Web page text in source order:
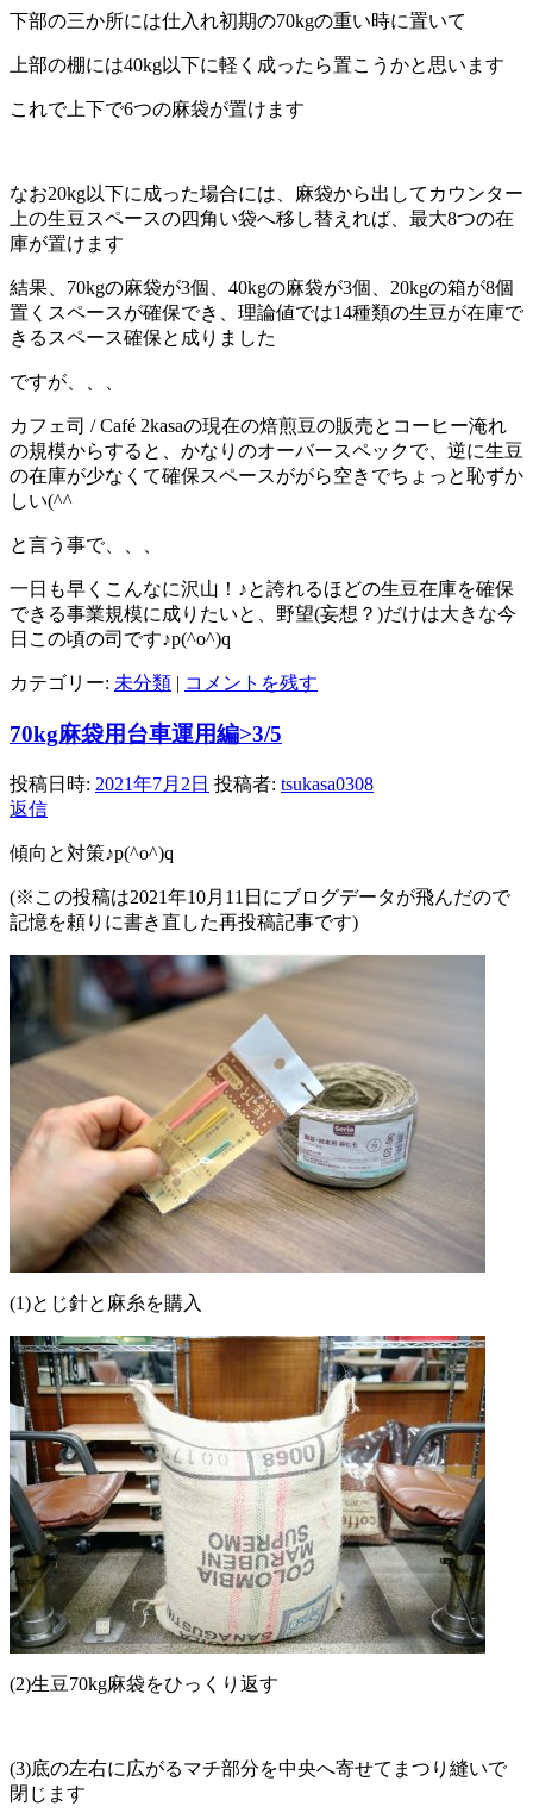
下部の三か所には仕入れ初期の70kgの重い時に置いて
上部の棚には40kg以下に軽く成ったら置こうかと思います
これで上下で6つの麻袋が置けます
なお20kg以下に成った場合には、麻袋から出してカウンター
上の生豆スペースの四角い袋へ移し替えれば、最大8つの在
庫が置けます
結果、70kgの麻袋が3個、40kgの麻袋が3個、20kgの箱が8個
置くスペースが確保でき、理論値では14種類の生豆が在庫で
きるスペース確保と成りました
ですが、、、
カフェ司 / Café 2kasaの現在の焙煎豆の販売とコーヒー淹れ
の規模からすると、かなりのオーバースペックで、逆に生豆
の在庫が少なくて確保スペースががら空きでちょっと恥ずか
しい(^^ゞ
と言う事で、、、
一日も早くこんなに沢山！♪と誇れるほどの生豆在庫を確保
できる事業規模に成りたいと、野望(妄想？)だけは大きな今
日この頃の司です♪p(^o^)q
カテゴリー: 未分類 | コメントを残す
70kg麻袋用台車運用編>3/5
投稿日時: 2021年7月2日 投稿者: tsukasa0308
返信
傾向と対策♪p(^o^)q
(※この投稿は2021年10月11日にブログデータが飛んだので
記憶を頼りに書き直した再投稿記事です)
(1)とじ針と麻糸を購入
(2)生豆70kg麻袋をひっくり返す
(3)底の左右に広がるマチ部分を中央へ寄せてまつり縫いで
閉じます